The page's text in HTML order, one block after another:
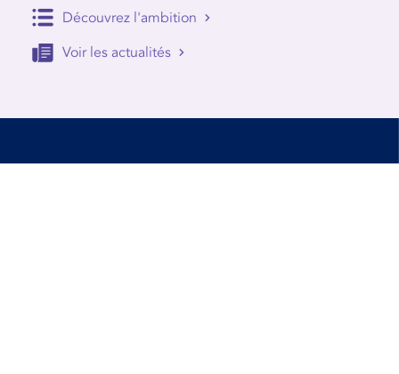
Découvrez l'ambition
Voir les actualités